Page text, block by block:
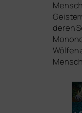
deren
Wölfen